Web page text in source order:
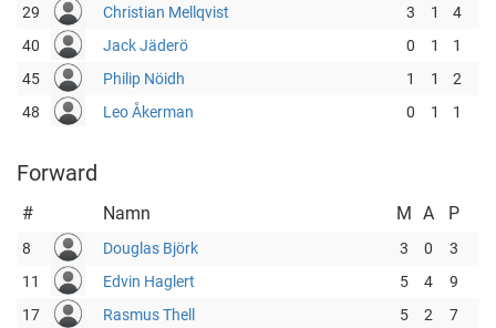
29
Christian Mellqvist 3 1
4
40
Jack Jäderö 0 1
1
45
Philip Nöidh 1 1
2
48
Leo Åkerman 0 1 1
Forward
# Namn M A P
8 Douglas Björk 3 0
3
11
Edvin Haglert 5 4
9
17
Rasmus Thell 5 2
7